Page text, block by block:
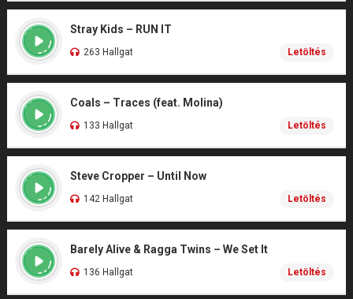
Stray Kids – RUN IT
263 Hallgat Letöltés
Coals – Traces (feat. Molina)
133 Hallgat Letöltés
Steve Cropper – Until Now
142 Hallgat Letöltés
Barely Alive & Ragga Twins – We Set It
136 Hallgat Letöltés